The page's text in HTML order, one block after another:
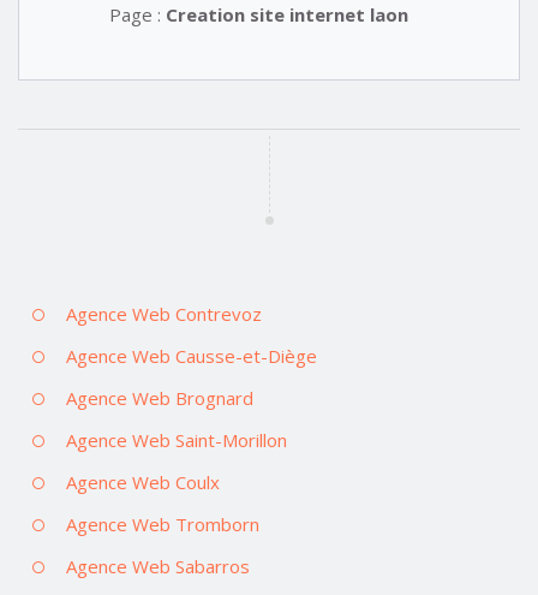
Page : Creation site internet laon
Agence Web Contrevoz
Agence Web Causse-et-Diège
Agence Web Brognard
Agence Web Saint-Morillon
Agence Web Coulx
Agence Web Tromborn
Agence Web Sabarros